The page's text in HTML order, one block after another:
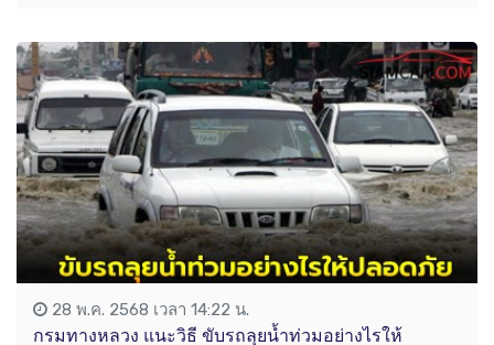
28 พ.ค. 2568 เวลา 14:22 น.
กรมทางหลวง แนะวิธี ขับรถลุยน้ำท่วมอย่างไรให้